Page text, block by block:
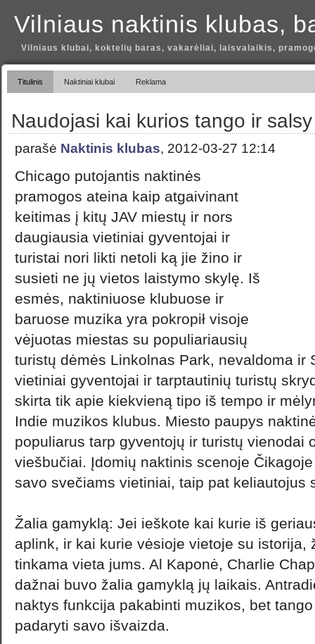
Vilniaus naktinis klubas,
Vilniaus klubai, koktelių baras, vakarėliai, laisvalaikis,
Titulinis Naktiniai klubai Reklama
Naudojasi kai kurios tango ir
parašė Naktinis klubas, 2012-03-27 12:14
Chicago putojantis naktinės
pramogos ateina kaip atgaivinant
keitimas į kitų JAV miestų ir nors
daugiausia vietiniai gyventojai ir
turistai nori likti netoli ką jie žino ir
susieti ne jų vietos laistymo skylę. Iš
esmės, naktiniuose klubuose ir
baruose muzika yra pokropił visoje
vėjuotas miestas su populiariausių
turistų dėmės Linkolnas Park, nevaldoma ir
vietiniai gyventojai ir tarptautinių turistų
skirta tik apie kiekvieną tipo iš tempo ir
Indie muzikos klubus. Miesto paupys
populiarus tarp gyventojų ir turistų vienodai
viešbučiai. Įdomių naktinis scenoje
savo svečiams vietiniai, taip pat keliautojus
Žalia gamyklą: Jei ieškote kai kurie iš
aplink, ir kai kurie vėsioje vietoje su istorija,
tinkama vieta jums. Al Kaponė, Charlie
dažnai buvo žalia gamyklą jų laikais.
naktys funkcija pakabinti muzikos, bet
padaryti savo išvaizda.